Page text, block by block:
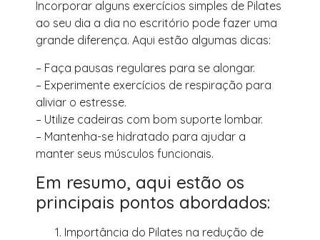
Incorporar alguns exercícios simples de Pilates
ao seu dia a dia no escritório pode fazer uma
grande diferença. Aqui estão algumas dicas:
– Faça pausas regulares para se alongar.
– Experimente exercícios de respiração para
aliviar o estresse.
– Utilize cadeiras com bom suporte lombar.
– Mantenha-se hidratado para ajudar a
manter seus músculos funcionais.
Em resumo, aqui estão os
principais pontos abordados:
Importância do Pilates na redução de